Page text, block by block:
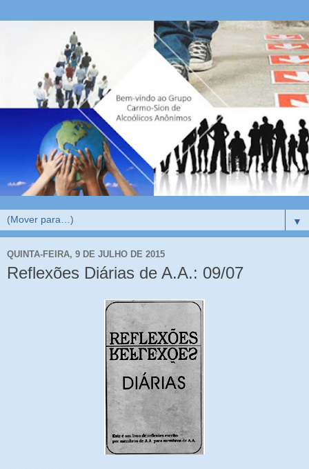
▼
QUINTA-FEIRA, 9 DE JULHO DE 2015
Reflexões Diárias de A.A.: 09/07